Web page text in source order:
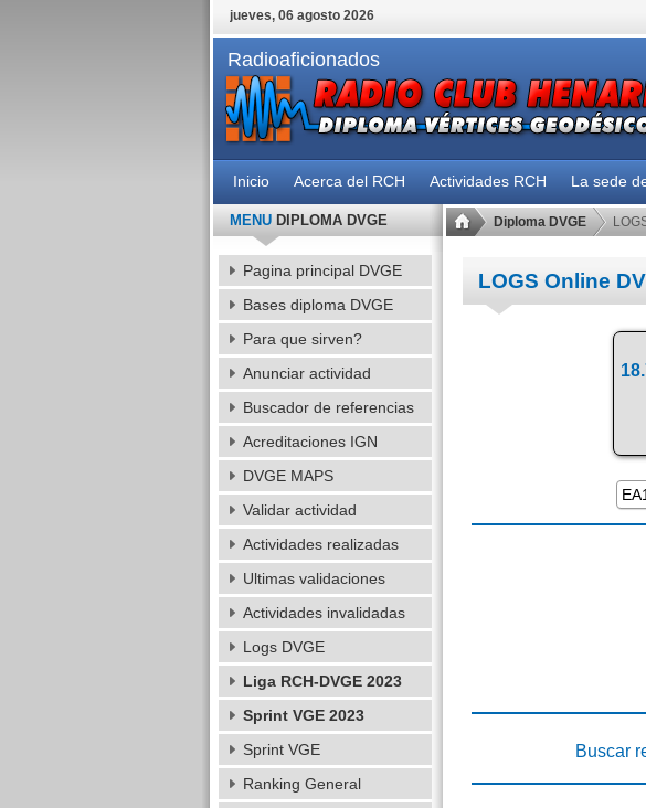
jueves, 06 agosto 2026
Radioaficionados
Inicio Acerca del RCH Actividades RCH La sede
Diploma DVGE
LOGS Online
Buscar
MENUDIPLOMA DVGE
Pagina principal DVGE
Bases diploma DVGE
Para que sirven?
Anunciar actividad
Buscador de referencias
Acreditaciones IGN
DVGE MAPS
Validar actividad
Actividades realizadas
Ultimas validaciones
Actividades invalidadas
Logs DVGE
Liga RCH-DVGE 2023
Sprint VGE 2023
Sprint VGE
Ranking General